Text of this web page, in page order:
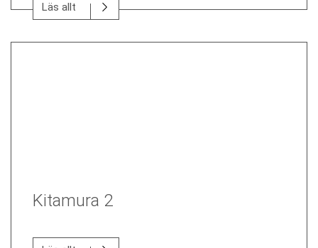
Läs allt
Kitamura 2